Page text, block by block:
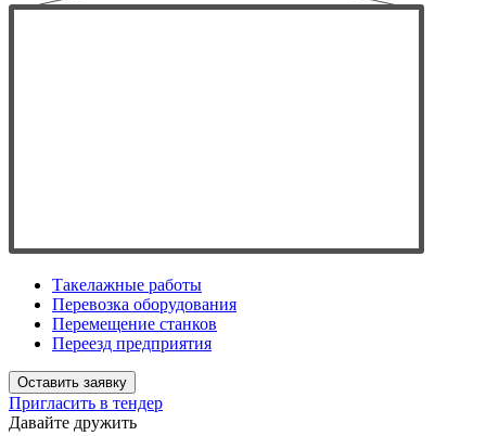
Такелажные работы
Перевозка оборудования
Перемещение станков
Переезд предприятия
Оставить заявку
Пригласить в тендер
Давайте дружить